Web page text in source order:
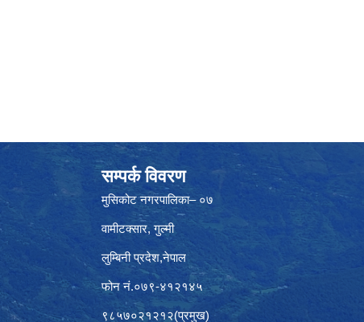
सम्पर्क विवरण
मुसिकोट नगरपालिका– ०७
वामीटक्सार, गुल्मी
लुम्बिनी प्रदेश,नेपाल
फोन नं.०७९-४१२१४५
९८५७०२१२१२(प्रमुख)